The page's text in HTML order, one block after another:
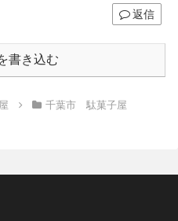
返信
書き込む
千葉市 駄菓子屋